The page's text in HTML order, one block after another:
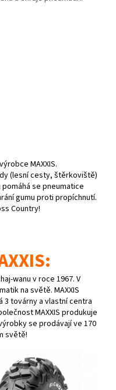
MAXXIS.
(lesní cesty, štěrkoviště)
se pneumatice
gumu proti propíchnutí.
Country!
wanu v roce 1967. V
na světě. MAXXIS
3 továrny a vlastní centra
MAXXIS produkuje
se prodávají ve 170
světě!